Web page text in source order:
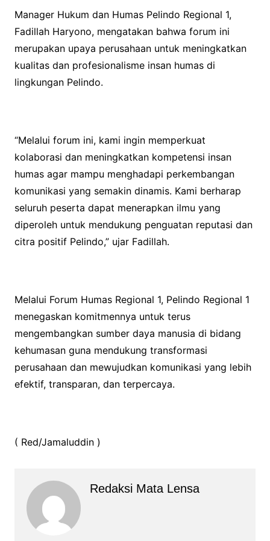
Manager Hukum dan Humas Pelindo Regional 1,
Fadillah Haryono, mengatakan bahwa forum ini
merupakan upaya perusahaan untuk meningkatkan
kualitas dan profesionalisme insan humas di
lingkungan Pelindo.
“Melalui forum ini, kami ingin memperkuat
kolaborasi dan meningkatkan kompetensi insan
humas agar mampu menghadapi perkembangan
komunikasi yang semakin dinamis. Kami berharap
seluruh peserta dapat menerapkan ilmu yang
diperoleh untuk mendukung penguatan reputasi dan
citra positif Pelindo,” ujar Fadillah.
Melalui Forum Humas Regional 1, Pelindo Regional 1
menegaskan komitmennya untuk terus
mengembangkan sumber daya manusia di bidang
kehumasan guna mendukung transformasi
perusahaan dan mewujudkan komunikasi yang lebih
efektif, transparan, dan terpercaya.
( Red/Jamaluddin )
Redaksi Mata Lensa